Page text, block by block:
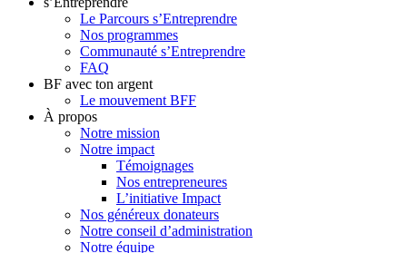
Le Parcours s’Entreprendre
Nos programmes
Communauté s’Entreprendre
FAQ
BF avec ton argent
Le mouvement BFF
À propos
Notre mission
Notre impact
Témoignages
Nos entrepreneures
L’initiative Impact
Nos généreux donateurs
Notre conseil d’administration
Notre équipe